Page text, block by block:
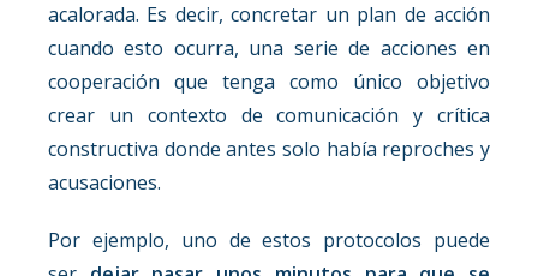
acalorada. Es decir, concretar un plan de acción
cuando esto ocurra, una serie de acciones en
cooperación que tenga como único objetivo
crear un contexto de comunicación y crítica
constructiva donde antes solo había reproches y
acusaciones.
Por ejemplo, uno de estos protocolos puede